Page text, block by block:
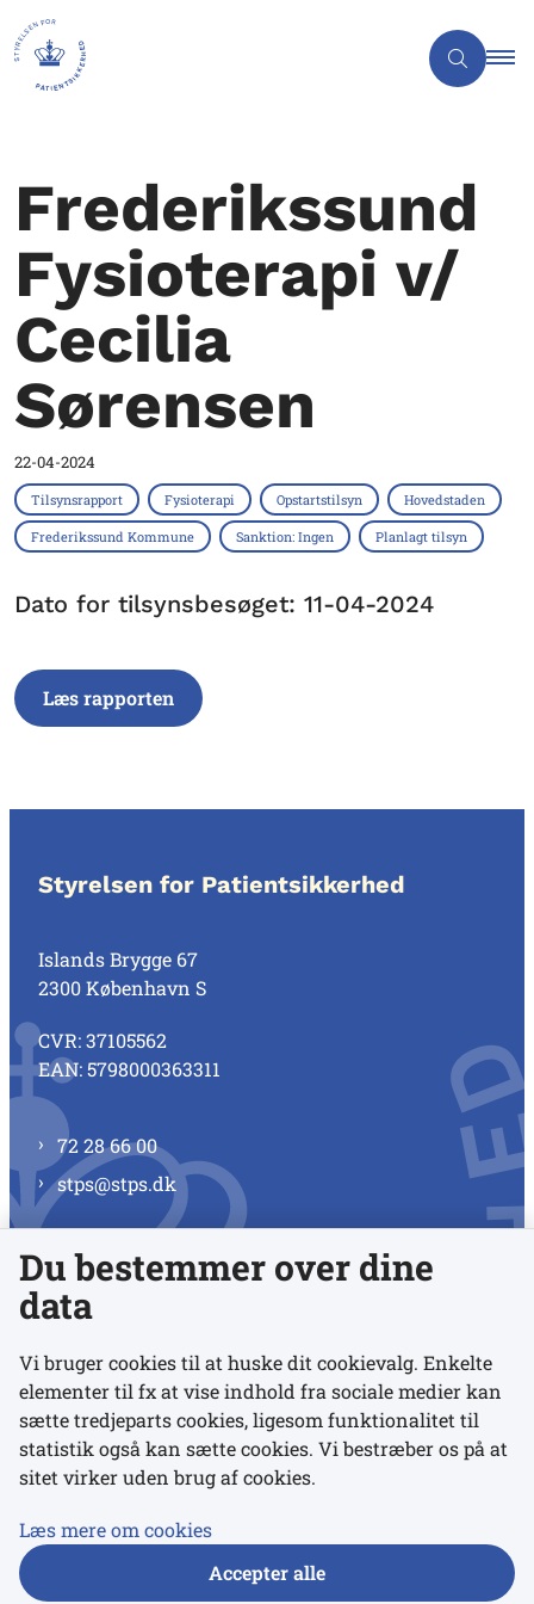
Frederikssund
Fysioterapi v/
Cecilia
Sørensen
22-04-2024
Tilsynsrapport Fysioterapi Opstartstilsyn Hovedstaden
Frederikssund Kommune Sanktion: Ingen Planlagt tilsyn
Dato for tilsynsbesøget: 11-04-2024
Læs rapporten
Styrelsen for Patientsikkerhed
Islands Brygge 67
2300 København S
CVR: 37105562
EAN: 5798000363311
72 28 66 00
stps@stps.dk
Se alle kontaktnumre
Links
Udgivelser
Du bestemmer over dine
data
Vi bruger cookies til at huske dit cookievalg. Enkelte
elementer til fx at vise indhold fra sociale medier kan
sætte tredjeparts cookies, ligesom funktionalitet til
statistik også kan sætte cookies. Vi bestræber os på at
sitet virker uden brug af cookies.
Læs mere om cookies
Accepter alle